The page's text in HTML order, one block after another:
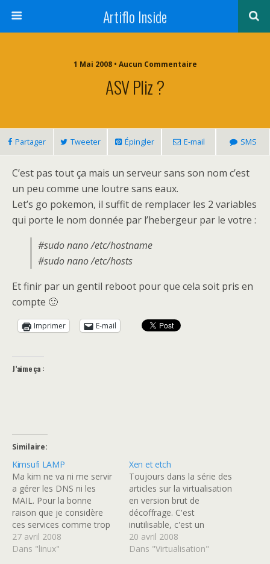
Artiflo Inside
1 Mai 2008 • Aucun Commentaire
ASV Pliz ?
Partager Tweeter Épingler E-mail SMS
C’est pas tout ça mais un serveur sans son nom c’est
un peu comme une loutre sans eaux.
Let’s go pokemon, il suffit de remplacer les 2 variables
qui porte le nom donnée par l’hebergeur par le votre :
#sudo nano /etc/hostname
#sudo nano /etc/hosts
Et finir par un gentil reboot pour que cela soit pris en
compte 🙂
Imprimer E-mail
J’aime ça :
Similaire
Kimsufi LAMP
Ma kim ne va ni me servir
a gérer les DNS ni les
MAIL. Pour la bonne
raison que je considère
ces services comme trop
sensible pour que ce soit
le même serveur qui les
27 avril 2008
Dans "linux"
Xen et etch
Toujours dans la série des
articles sur la virtualisation
en version brut de
décoffrage. C'est
inutilisable, c'est un
brouillon publique. aliasing
IP Install Xen # apt-get
20 avril 2008
Dans "Virtualisation"